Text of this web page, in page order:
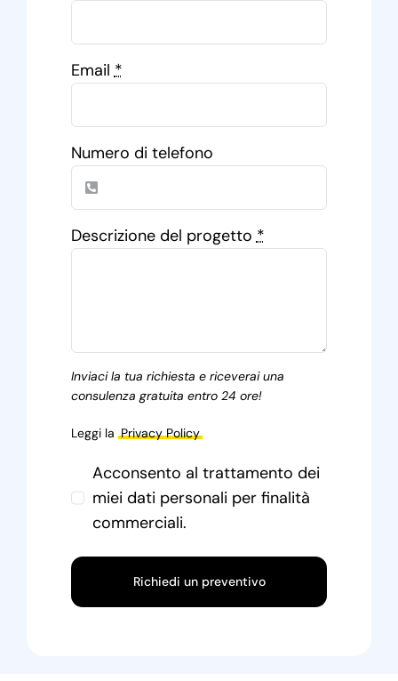
Email*
Numero di telefono
Descrizione del progetto*
Inviaci la tua richiesta e riceverai una
consulenza gratuita entro 24 ore!
Leggi la Privacy Policy
Acconsento al trattamento dei
miei dati personali per finalità
commerciali.
Richiedi un preventivo